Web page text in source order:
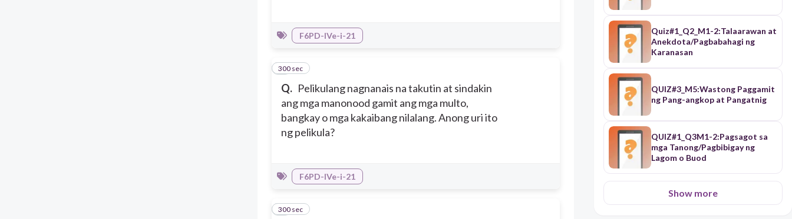
F6PD-IVe-i-21
Q. Pelikulang nagnanais na takutin at sindakin
ang mga manonood gamit ang mga multo,
bangkay o mga kakaibang nilalang. Anong uri ito
ng pelikula?
3
300 sec
F6PD-IVe-i-21
4
300 sec
Quiz#1_Q2_M1-2:Talaarawan at
Anekdota/Pagbabahagi ng
Karanasan
QUIZ#3_M5:Wastong Paggamit
ng Pang-angkop at Pangatnig
QUIZ#1_Q3M1-2:Pagsagot sa
mga Tanong/Pagbibigay ng
Lagom o Buod
Show more